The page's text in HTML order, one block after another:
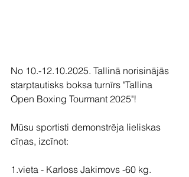
No 10.-12.10.2025. Tallinā norisinājās
starptautisks boksa turnīrs "Tallina
Open Boxing Tourmant 2025"!
Mūsu sportisti demonstrēja lieliskas
cīņas, izcīnot:
1.vieta - Karloss Jakimovs -60 kg.